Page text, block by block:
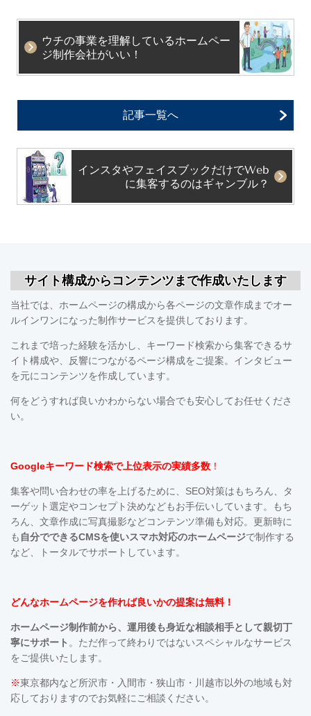
ウチの事業を理解しているホームペー
ジ制作会社がいい！
記事一覧へ
インスタやフェイスブックだけでWeb
に集客するのはギャンブル？
サイト構成からコンテンツまで作成いたします
当社では、ホームページの構成から各ページの文章作成までオー
ルインワンになった制作サービスを提供しております。
これまで培った経験を活かし、キーワード検索から集客できるサ
イト構成や、反響につながるページ構成をご提案。インタビュー
を元にコンテンツを作成しています。
何をどうすれば良いかわからない場合でも安心してお任せくださ
い。
Googleキーワード検索で上位表示の実績多数 ！
集客や問い合わせの率を上げるために、SEO対策はもちろん、タ
ーゲット選定やコンセプト決めなどもお手伝いしています。もち
ろん、文章作成に写真撮影などコンテンツ準備も対応。更新時に
も 自分でできるCMSを使いスマホ対応のホームページで制作する
など、トータルでサポートしています。
どんなホームページを作れば良いかの提案は無料！
ホームページ制作前から、運用後も身近な相談相手として親切丁
寧にサポート 。ただ作って終わりではないスペシャルなサービス
をご提供いたします。
※東京都内など所沢市・入間市・狭山市・川越市以外の地域も対
応しておりますのでお気軽にご相談ください。